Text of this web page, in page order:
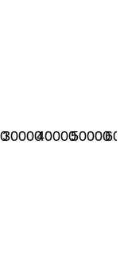
300004000050000